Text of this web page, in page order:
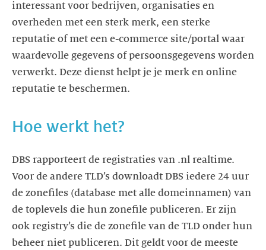
interessant voor bedrijven, organisaties en
overheden met een sterk merk, een sterke
reputatie of met een e-commerce site/portal waar
waardevolle gegevens of persoonsgegevens worden
verwerkt. Deze dienst helpt je je merk en online
reputatie te beschermen.
Hoe werkt het?
DBS rapporteert de registraties van .nl realtime.
Voor de andere TLD’s downloadt DBS iedere 24 uur
de zonefiles (database met alle domeinnamen) van
de toplevels die hun zonefile publiceren. Er zijn
ook registry’s die de zonefile van de TLD onder hun
beheer niet publiceren. Dit geldt voor de meeste